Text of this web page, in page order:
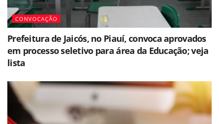
CONVOCAÇÃO
Prefeitura de Jaicós, no Piauí, convoca aprovados
em processo seletivo para área da Educação; veja
lista